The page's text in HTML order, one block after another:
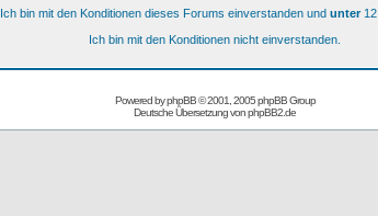
Ich bin mit den Konditionen dieses Forums einverstanden und unter12
Ich bin mit den Konditionen nicht einverstanden.
Powered byphpBB© 2001, 2005 phpBB Group
Deutsche Übersetzung vonphpBB2.de